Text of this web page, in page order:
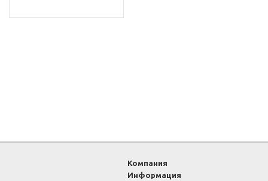
Компания
Информация